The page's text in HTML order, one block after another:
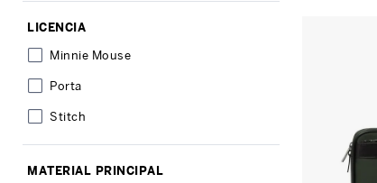
LICENCIA
Minnie Mouse
Porta
Stitch
MATERIAL PRINCIPAL